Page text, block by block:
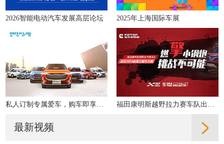
2026智能电动汽车发展高层论坛 2025年上海国际车展
私人订制专属爱车，购车即享多重好礼！ 福田康明斯越野拉力赛车队出征2019丝绸之路拉力赛
最新视频